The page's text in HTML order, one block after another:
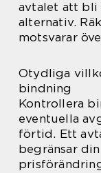
avtalet att bli
alternativ.
motsvarar
Otydliga
bindning
Kontrollera
eventuella
förtid. Ett
begränsar